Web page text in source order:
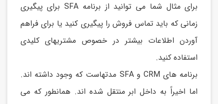
برای مثال شما می توانید از برنامه SFA برای پیگیری
زمانی که بايد تماس فروش را پیگیری کنید يا برای فراهم
آوردن اطلاعات بیشتر در خصوص مشتريهای کلیدی
استفاده کنید.
برنامه های CRM و SFA مدتهاست که وجود داشته اند.
اما اخیراً به داخل ابر منتقل شده اند. همانطور که می